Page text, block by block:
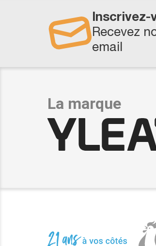
Inscrivez-
Recevez
email